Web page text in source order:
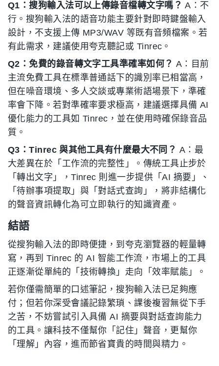
Q1：搜狗輸入法可以上傳錄音檔轉文字嗎？ A：不
行。搜狗輸入法的語音功能主要針對即時鍵盤輸入
設計，不支援上傳 MP3/WAV 等既有音頻檔案。若
有此需求，建議使用夸克聽記或 Tinrec。
Q2：免費的錄音轉文字工具準確率如何？ A：目前
主流免費工具在標準普通話下的識別率已相當高，
但在噪音環境、多人交談或專業術語場景下，準確
率會下降。若對準確率要求極高，建議選擇具備 AI
優化能力的工具如 Tinrec，並在使用時確保錄音品
質。
Q3：Tinrec 與其他工具有什麼最大不同？ A：最
大差異在於「工作流的完整性」。傳統工具止步於
「轉出文字」，Tinrec 則進一步提供「AI 摘要」、
「待辦事項提取」與「對話式查詢」，將非結構化
的聲音資訊轉化為可立即執行的知識資產。
結語
從搜狗輸入法的即時便捷，到夸克瀏覽器的輕量轉
寫，再到 Tinrec 的 AI 智能工作流，市場上的工具
正逐漸從單純的「技術轉換」走向「效率賦能」。
若你僅需簡單的口述筆記，搜狗輸入法已足夠應
付；但若你深受會議記錄繁瑣、課後複習無從下手
之苦，不妨嘗試引入具備 AI 摘要與對話查詢能力
的工具。讓科技不僅幫你「記住」聲音，更幫你
「理解」內容，進而節省寶貴的時間與精力。